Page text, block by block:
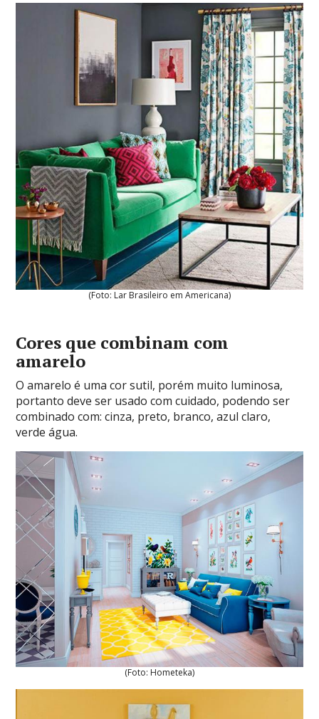
(Foto: Lar Brasileiro em Americana)
Cores que combinam com
amarelo
O amarelo é uma cor sutil, porém muito luminosa,
portanto deve ser usado com cuidado, podendo ser
combinado com: cinza, preto, branco, azul claro,
verde água.
(Foto: Hometeka)